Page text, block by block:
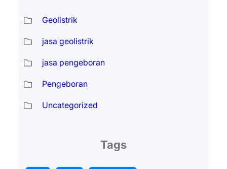
Geolistrik
jasa geolistrik
jasa pengeboran
Pengeboran
Uncategorized
Tags